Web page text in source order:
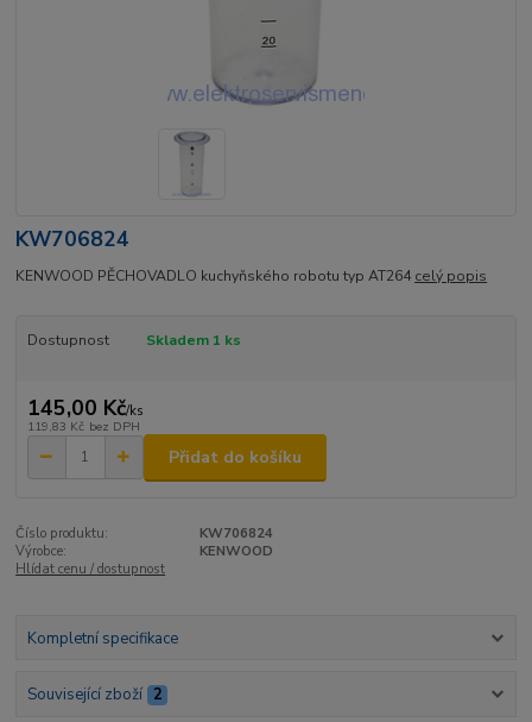
KW706824
KENWOOD PĚCHOVADLO kuchyňského robotu typ AT264 celý popis
Dostupnost Skladem 1 ks
145,00 Kč/ks
119,83 Kč bez DPH
Přidat do košíku
Číslo produktu:
KW706824
Výrobce:
KENWOOD
Hlídat cenu / dostupnost
Kompletní specifikace
Související zboží 2